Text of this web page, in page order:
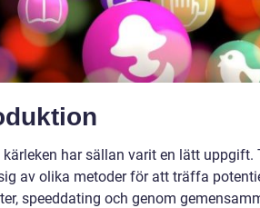
har sällan varit en lätt
av olika metoder för att träffa
speeddating och genom